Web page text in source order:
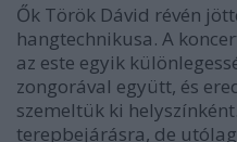
Ők Török Dávid révén
hangtechnikusa. A
az este egyik
zongorával együtt, és
szemeltük ki
terepbejárásra, de